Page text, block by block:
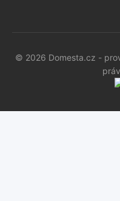
© 2026 Domesta.cz -